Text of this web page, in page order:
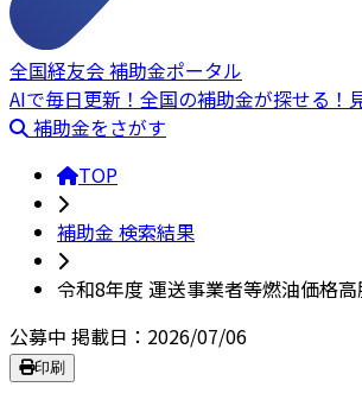
全国経友会 補助金ポータル
AIで毎日更新！全国の補助金が探せる！
補助金をさがす
TOP
補助金 検索結果
令和8年度 運送事業者等燃油価格
公募中 掲載日：2026/07/06
印刷